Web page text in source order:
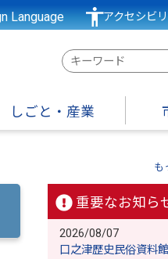
Language アクセシビ
検
ー
ワ
しごと・産業
も
重要なお知ら
2026/08/07
口之津歴史民俗資料